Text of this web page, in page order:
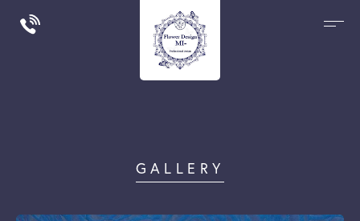
GALLERY